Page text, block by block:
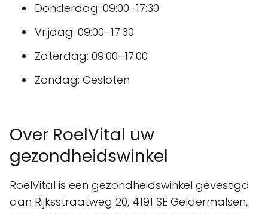
Donderdag: 09:00–17:30
Vrijdag: 09:00–17:30
Zaterdag: 09:00–17:00
Zondag: Gesloten
Over RoelVital uw
gezondheidswinkel
RoelVital is een gezondheidswinkel gevestigd
aan Rijksstraatweg 20, 4191 SE Geldermalsen,